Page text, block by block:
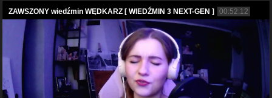
ZAWSZONY wiedźmin WĘDKARZ [ WIEDŹMIN 3 NEXT-GEN ] 00:52:12